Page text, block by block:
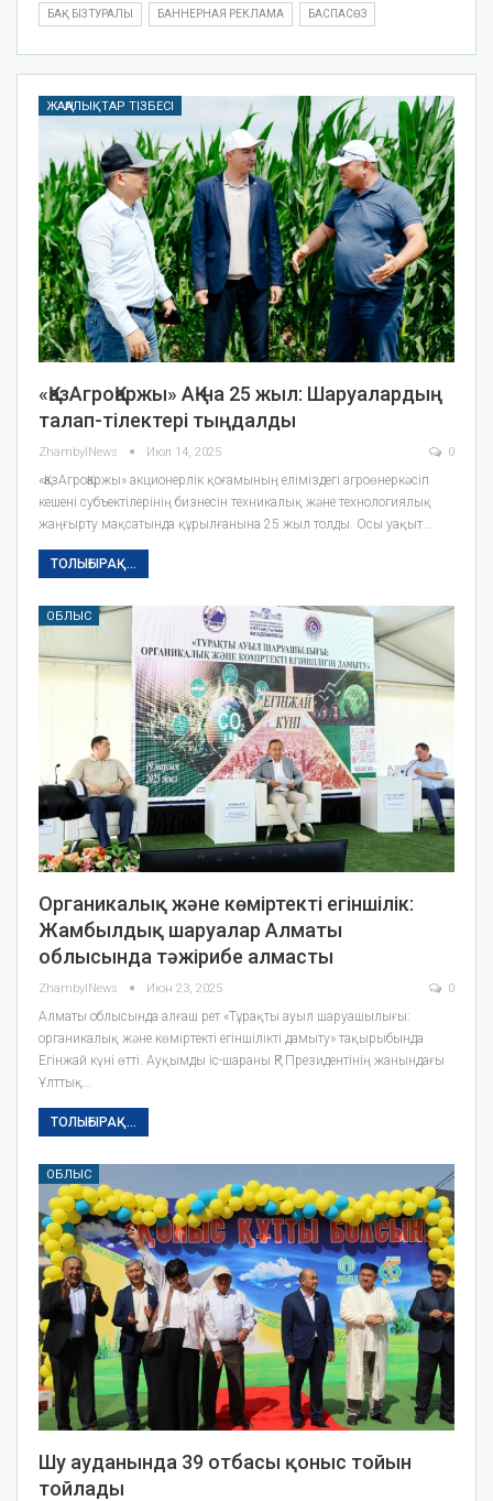
БАҚ БІЗ ТУРАЛЫ БАННЕРНАЯ РЕКЛАМА БАСПАСӨЗ
ЖАҢАЛЫҚТАР ТІЗБЕСІ
«ҚазАгроҚаржы» АҚ-на 25 жыл: Шаруалардың
талап-тілектері тыңдалды
ZhambylNews Июл 14, 2025 0
«ҚазАгроҚаржы» акционерлік қоғамының еліміздегі агроөнеркәсіп
кешені субъектілерінің бизнесін техникалық және технологиялық
жаңғырту мақсатында құрылғанына 25 жыл толды. Осы уақыт…
ТОЛЫҒЫРАҚ...
ОБЛЫС
Органикалық және көміртекті егіншілік:
Жамбылдық шаруалар Алматы
облысында тәжірибе алмасты
ZhambylNews Июн 23, 2025 0
Алматы облысында алғаш рет «Тұрақты ауыл шаруашылығы:
органикалық және көміртекті егіншілікті дамыту» тақырыбында
Егінжай күні өтті. Ауқымды іс-шараны ҚР Президентінің жанындағы
Ұлттық…
ТОЛЫҒЫРАҚ...
ОБЛЫС
Шу ауданында 39 отбасы қоныс тойын
тойлады